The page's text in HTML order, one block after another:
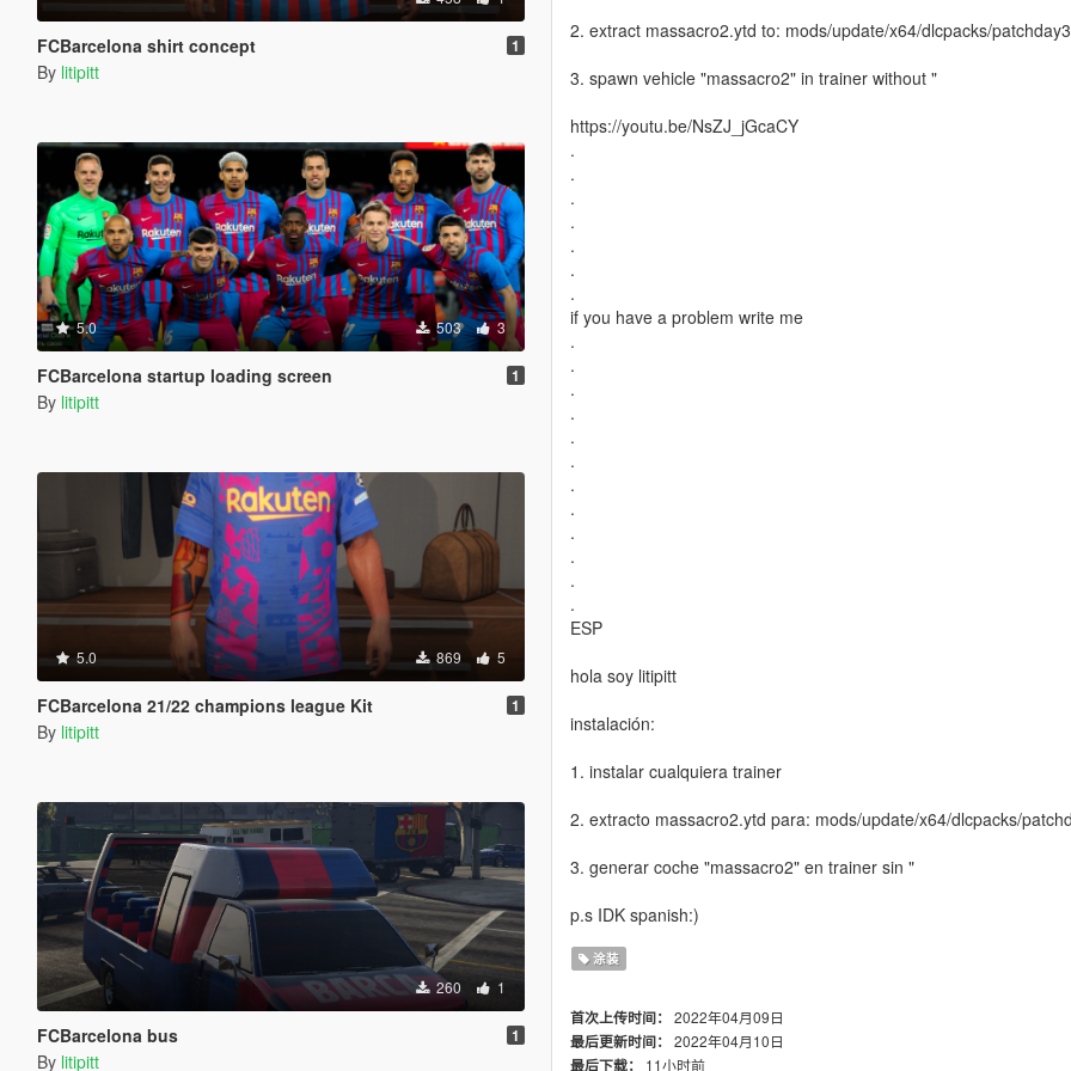
FCBarcelona shirt concept 1
By litipitt
5.0 503 3
FCBarcelona startup loading screen 1
By litipitt
5.0 869 5
FCBarcelona 21/22 champions league Kit 1
By litipitt
260 1
FCBarcelona bus 1
By litipitt
2. extract massacro2.ytd to: mods/update/x64/dlcpacks/
3. spawn vehicle "massacro2" in trainer without "
https://youtu.be/NsZJ_jGcaCY
.
.
.
.
.
.
.
if you have a problem write me
.
.
.
.
.
.
.
.
.
.
.
.
ESP
hola soy litipitt
instalación:
1. instalar cualquiera trainer
2. extracto massacro2.ytd para: mods/update/x64/dlcpacks/
3. generar coche "massacro2" en trainer sin "
p.s IDK spanish:)
涂装
首次上传时间： 2022年04月09日
最后更新时间： 2022年04月10日
最后下载：
11小时前